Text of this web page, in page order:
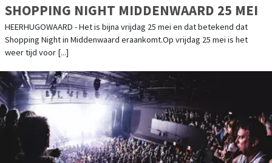
SHOPPING NIGHT MIDDENWAARD 25 MEI
HEERHUGOWAARD - Het is bijna vrijdag 25 mei en dat betekend dat
Shopping Night in Middenwaard eraankomt.Op vrijdag 25 mei is het
weer tijd voor [...]